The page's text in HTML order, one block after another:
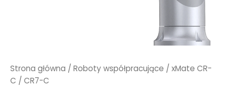
Strona główna / Roboty współpracujące / xMate CR-
C / CR7-C